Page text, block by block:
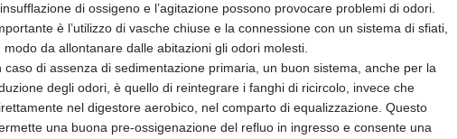
di ossigeno e l’agitazione possono provocare problemi di odori.
è l’utilizzo di vasche chiuse e la connessione con un sistema di sfiati,
modo da allontanare dalle abitazioni gli odori molesti.
caso di assenza di sedimentazione primaria, un buon sistema, anche per la
degli odori, è quello di reintegrare i fanghi di ricircolo, invece che
nel digestore aerobico, nel comparto di equalizzazione. Questo
una buona pre-ossigenazione del refluo in ingresso e consente una